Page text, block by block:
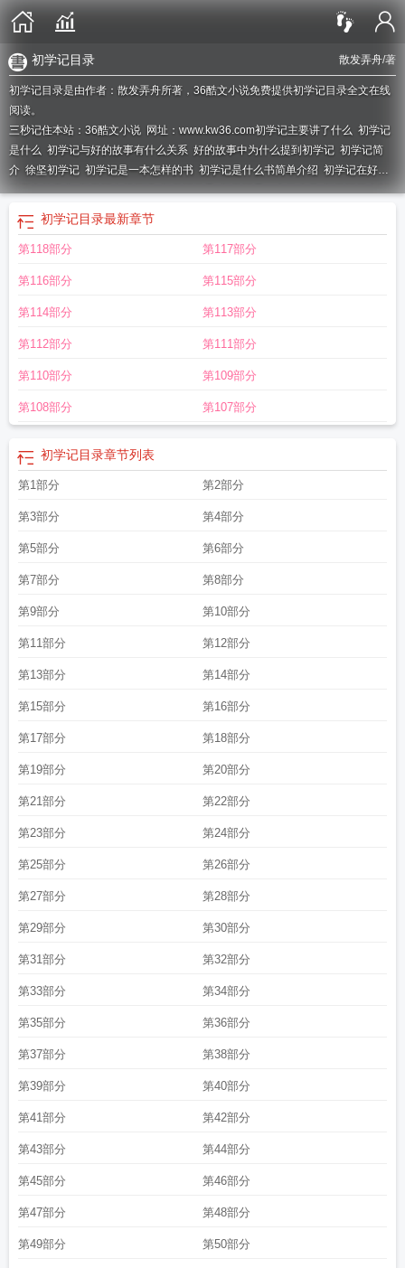
散发弄舟/著
初学记目录
初学记目录是由作者：散发弄舟所著，36酷文小说免费提供初学记目录全文在线
阅读。
三秒记住本站：36酷文小说 网址：www.kw36.com初学记主要讲了什么 初学记
是什么 初学记与好的故事有什么关系 好的故事中为什么提到初学记 初学记简
介 徐坚初学记 初学记是一本怎样的书 初学记是什么书简单介绍 初学记在好的
故事中的意义初学记在线阅读初学记目录初学记是一本什么书初学记简介50
初学记豆瓣 初学记实际上是唐太宗诸子作文时检查事类的书
的 初学记讲了什么
初学记目录最新章节
第118部分 第117部分
第116部分 第115部分
第114部分 第113部分
第112部分 第111部分
第110部分 第109部分
第108部分 第107部分
初学记目录章节列表
第1部分 第2部分
第3部分 第4部分
第5部分 第6部分
第7部分 第8部分
第9部分 第10部分
第11部分 第12部分
第13部分 第14部分
第15部分 第16部分
第17部分 第18部分
第19部分 第20部分
第21部分 第22部分
第23部分 第24部分
第25部分 第26部分
第27部分 第28部分
第29部分 第30部分
第31部分 第32部分
第33部分 第34部分
第35部分 第36部分
第37部分 第38部分
第39部分 第40部分
第41部分 第42部分
第43部分 第44部分
第45部分 第46部分
第47部分 第48部分
第49部分 第50部分